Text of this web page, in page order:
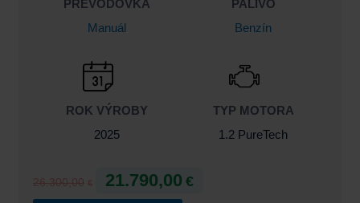
PREVODOVKA
Manuál
PALIVO
Benzín
ROK VÝROBY
2025
TYP MOTORA
1.2 PureTech
26.300,00 € 21.790,00 €